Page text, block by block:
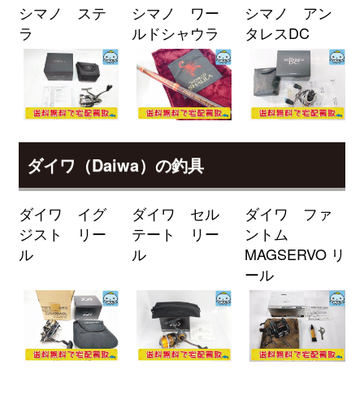
turi20260403
（2026/04/30迄）
ダイワ ロッド モアザン ワイズメ
ン AGS 130M-4 未使用
釣具買取クーポン
g-
turi20260404（2026/04/30迄）
24,000円
2026/04/04
ダイワ ロッド 25 モアザン 106M
J 未使用
釣具買取クーポン g-
turi20260405（2026/04/30迄）
24,000円
2026/04/04
ミヤマエ 電動リール コマンド X-
9SP 12V 未使用
釣具買取クーポン turi20260307-
60,000円
2026/03/07
ミヤマエ 電動リール ハイパワー
コマンド X6HP 12V 未使用
釣具買取クーポン
turi20260307-
02（2026/03/31迄）
24,000円
2026/03/07
シマノ ステ
ラ
シマノ ワー
ルドシャウラ
シマノ アン
タレスDC
ダイワ（Daiwa）の釣具
ダイワ イグ
ジスト リー
ル
ダイワ セル
テート リー
ル
ダイワ ファ
ントム
MAGSERVO リ
ール